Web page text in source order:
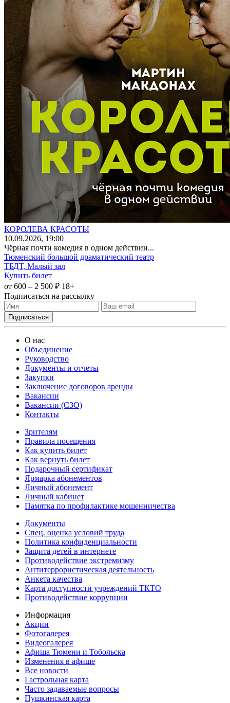
КОРОЛЕВА КРАСОТЫ
10.09.2026, 19:00
Чёрная почти комедия в одном действии...
Тюменский большой драматический театр
ТБДТ, Малый зал
Купить билет
от 600 – 2 500 ₽ 18+
Подписаться на рассылку
О нас
Объединение
Руководство
Документы и отчеты
Закупки
Заключение договоров аренды
Вакансии
Вакансии (СЗО)
Контакты
Зрителям
Правила посещения
Как купить билет
Как вернуть билет
Подарочный сертификат
Ярмарка абонементов
Личный абонемент
Личный кабинет
Памятка по профилактике мошенничества
Документы
Спец. оценка условий труда
Политика конфиденциальности
Защита детей в интернете
Противодействие экстремизму
Антитеррористическая деятельность
Анкета качества
Карта доступности учреждений ТКТО
Противодействие коррупции
Информация
Акции
Фотогалерея
Видеогалерея
Афиша Тюмени и Тобольска
Изменения в афише
Все новости
Гастрольная карта
Часто задаваемые вопросы
Пушкинская карта